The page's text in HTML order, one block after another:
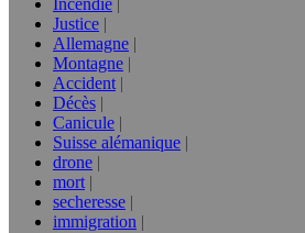
Incendie
Justice
Allemagne
Montagne
Accident
Décès
Canicule
Suisse alémanique
drone
mort
secheresse
immigration